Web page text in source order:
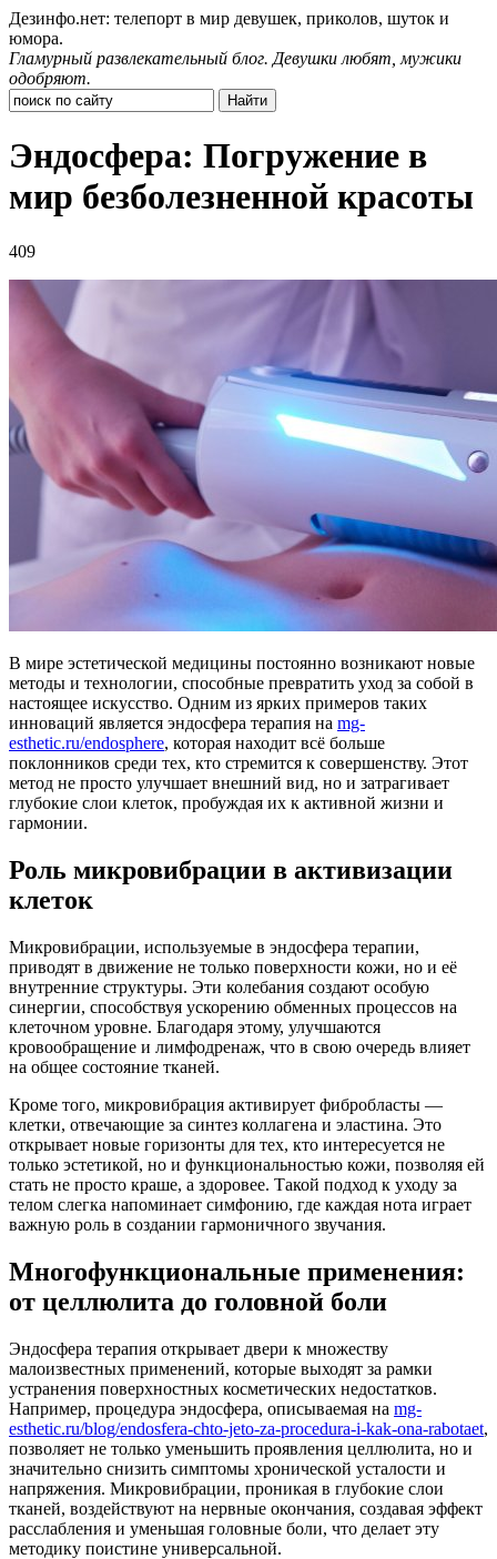
Дезинфо.нет: телепорт в мир девушек, приколов, шуток и
юмора.
Гламурный развлекательный блог. Девушки любят, мужики
одобряют.
Эндосфера: Погружение в
мир безболезненной красоты
409
В мире эстетической медицины постоянно возникают новые
методы и технологии, способные превратить уход за собой в
настоящее искусство. Одним из ярких примеров таких
инноваций является эндосфера терапия на mg-
esthetic.ru/endosphere, которая находит всё больше
поклонников среди тех, кто стремится к совершенству. Этот
метод не просто улучшает внешний вид, но и затрагивает
глубокие слои клеток, пробуждая их к активной жизни и
гармонии.
Роль микровибрации в активизации
клеток
Микровибрации, используемые в эндосфера терапии,
приводят в движение не только поверхности кожи, но и её
внутренние структуры. Эти колебания создают особую
синергии, способствуя ускорению обменных процессов на
клеточном уровне. Благодаря этому, улучшаются
кровообращение и лимфодренаж, что в свою очередь влияет
на общее состояние тканей.
Кроме того, микровибрация активирует фибробласты —
клетки, отвечающие за синтез коллагена и эластина. Это
открывает новые горизонты для тех, кто интересуется не
только эстетикой, но и функциональностью кожи, позволяя ей
стать не просто краше, а здоровее. Такой подход к уходу за
телом слегка напоминает симфонию, где каждая нота играет
важную роль в создании гармоничного звучания.
Многофункциональные применения:
от целлюлита до головной боли
Эндосфера терапия открывает двери к множеству
малоизвестных применений, которые выходят за рамки
устранения поверхностных косметических недостатков.
Например, процедура эндосфера, описываемая на mg-
esthetic.ru/blog/endosfera-chto-jeto-za-procedura-i-kak-ona-rabotaet,
позволяет не только уменьшить проявления целлюлита, но и
значительно снизить симптомы хронической усталости и
напряжения. Микровибрации, проникая в глубокие слои
тканей, воздействуют на нервные окончания, создавая эффект
расслабления и уменьшая головные боли, что делает эту
методику поистине универсальной.